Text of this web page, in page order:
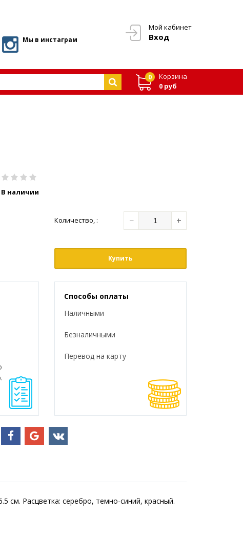
Мой кабинет
Вход
Мы в инстаграм
0
Корзина
0 руб
В наличии
Количество, : − +
Купить
Способы оплаты
Наличными
Безналичными
Перевод на карту
см. Расцветка: серебро, темно-синий, красный.